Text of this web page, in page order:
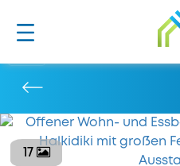
17